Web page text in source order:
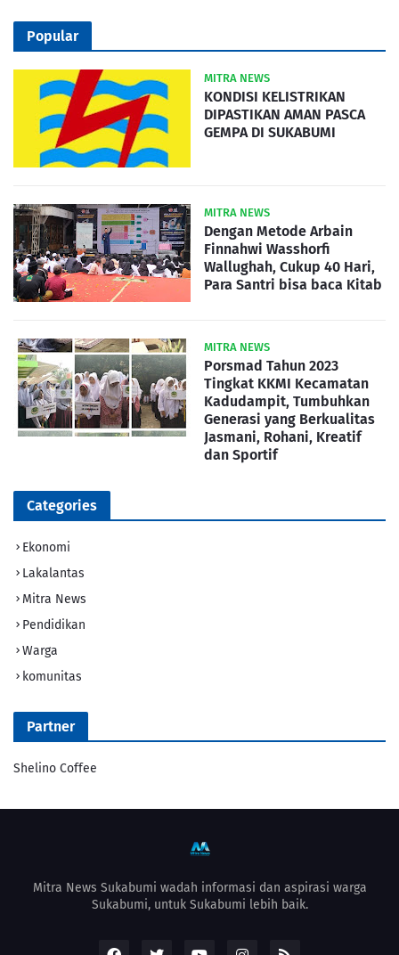
Popular
MITRA NEWS
KONDISI KELISTRIKAN
DIPASTIKAN AMAN PASCA
GEMPA DI SUKABUMI
MITRA NEWS
Dengan Metode Arbain
Finnahwi Wasshorfi
Wallughah, Cukup 40 Hari,
Para Santri bisa baca Kitab
MITRA NEWS
Porsmad Tahun 2023
Tingkat KKMI Kecamatan
Kadudampit, Tumbuhkan
Generasi yang Berkualitas
Jasmani, Rohani, Kreatif
dan Sportif
Categories
Ekonomi
Lakalantas
Mitra News
Pendidikan
Warga
komunitas
Partner
Shelino Coffee
Mitra News Sukabumi wadah informasi dan aspirasi warga
Sukabumi, untuk Sukabumi lebih baik.